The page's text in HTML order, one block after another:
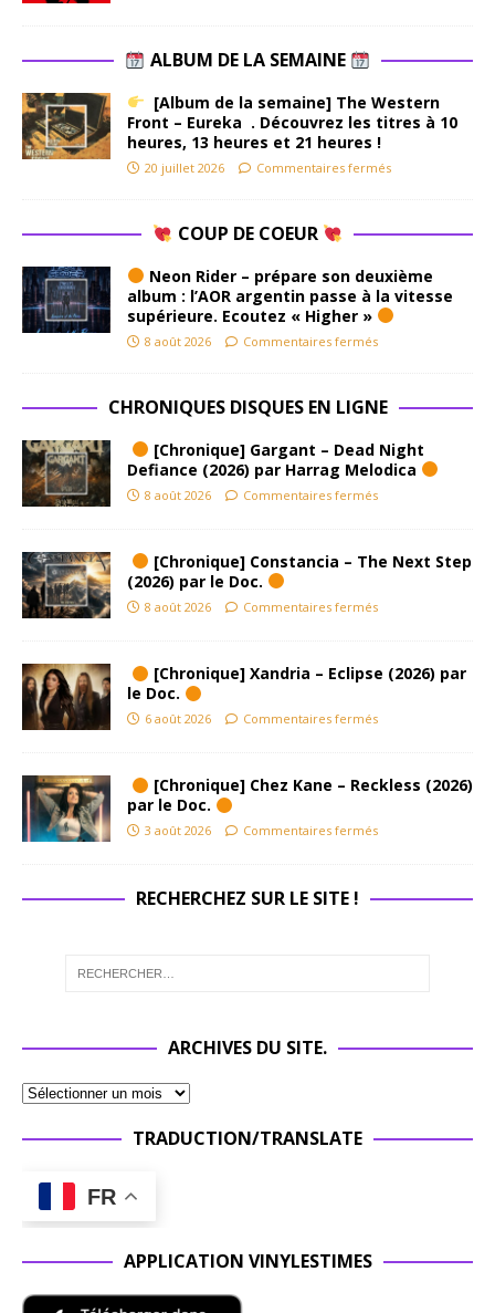
ALBUM DE LA SEMAINE
[Album de la semaine] The Western
Front – Eureka . Découvrez les titres à 10
heures, 13 heures et 21 heures !
20 juillet 2026 Commentaires fermés
COUP DE COEUR
Neon Rider – prépare son deuxième
album : l’AOR argentin passe à la vitesse
supérieure. Ecoutez « Higher »
8 août 2026 Commentaires fermés
CHRONIQUES DISQUES EN LIGNE
[Chronique] Gargant – Dead Night
Defiance (2026) par Harrag Melodica
8 août 2026 Commentaires fermés
[Chronique] Constancia – The Next Step
(2026) par le Doc.
8 août 2026 Commentaires fermés
[Chronique] Xandria – Eclipse (2026) par
le Doc.
6 août 2026 Commentaires fermés
[Chronique] Chez Kane – Reckless (2026)
par le Doc.
3 août 2026 Commentaires fermés
RECHERCHEZ SUR LE SITE !
ARCHIVES DU SITE.
TRADUCTION/TRANSLATE
FR
APPLICATION VINYLESTIMES